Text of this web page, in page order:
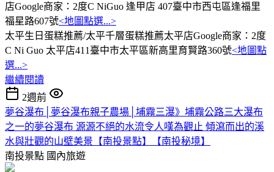
店Google商家：2度C NiGuo 逢甲店 407臺中市西屯區逢福里
福星路607號<地圖點選...>
太平生日蛋糕推薦/太平千層蛋糕推薦太平店Google商家：2度
C Ni Guo 太平店411臺中市太平區新高里育賢路360號<地圖點
選...>
繼續閱讀
2週前
夢谷瀑布│夢谷瀑布親子農場│埔霧三瀑》埔霧公路三大瀑布
之一的夢谷瀑布 源源不絕的水流令人嘆為觀止 傾瀉而出的溪
水與壯觀的山壁美景【南投景點】【南投秘境】
南投景點 國內旅遊